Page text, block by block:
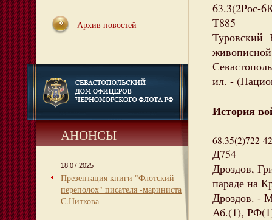
Архив новостей
АНОНСЫ
18.07.2025
Презентация книги "Флотский
переполох" писателя -мариниста
С.Ниткова
63.3(2Рос-
Т885
Туровский
ил. -
История
68.35(2)722-42
Д754
Дроздов,
параде на
Дроздов. -
Аб.(1),